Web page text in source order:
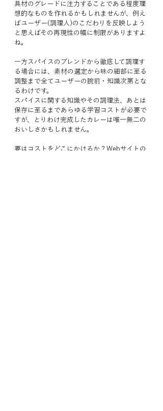
具材のグレードに注力することである程度理
想的なものを作れるかもしれませんが、例え
ばユーザー(調理人)のこだわりを反映しよう
と思えばその再現性の幅に制限がありますよ
ね。
一方スパイスのブレンドから徹底して調理す
る場合には、素材の選定から味の細部に至る
調整まで全てユーザーの腕前・知識次第とな
るわけです。
スパイスに関する知識やその調理法、あとは
保存に至るまであらゆる学習コストが必要で
すが、とりわけ完成したカレーは唯一無二の
おいしさかもしれません。
要はコストをどこにかけるか？Webサイトの